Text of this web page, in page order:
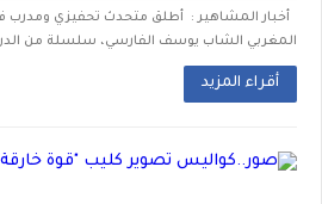
المغربي الشاب يوسف الفارسي، سلسلة من
أقراء المزيد